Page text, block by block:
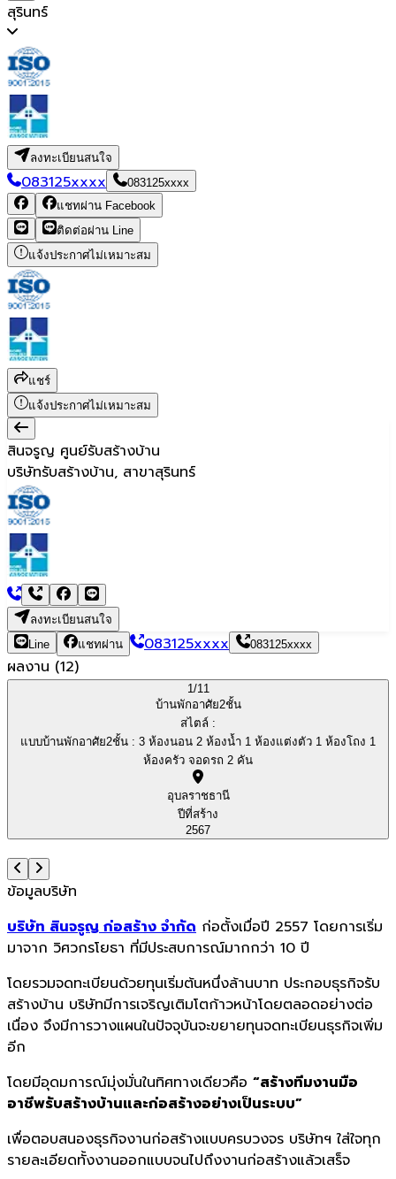
สุรินทร์
ลงทะเบียนสนใจ
083125xxxx
083125xxxx
แชทผ่าน Facebook
ติดต่อผ่าน Line
แจ้งประกาศไม่เหมาะสม
แชร์
แจ้งประกาศไม่เหมาะสม
สินจรูญ ศูนย์รับสร้างบ้าน
บริษัทรับสร้างบ้าน, สาขาสุรินทร์
ลงทะเบียนสนใจ
Line
แชทผ่าน 083125xxxx 083125xxxx
ผลงาน (12)
1/11
บ้านพักอาศัย2ชั้น
สไตล์ :
แบบบ้านพักอาศัย2ชั้น : 3 ห้องนอน 2 ห้องน้ำ 1 ห้องแต่งตัว 1 ห้องโถง 1
ห้องครัว จอดรถ 2 คัน
อุบลราชธานี
ปีที่สร้าง
2567
ข้อมูลบริษัท
บริษัท สินจรูญ ก่อสร้าง จำกัด ก่อตั้งเมื่อปี 2557 โดยการเริ่ม
มาจาก วิศวกรโยธา ที่มีประสบการณ์มากกว่า 10 ปี
โดยรวมจดทะเบียนด้วยทุนเริ่มต้นหนึ่งล้านบาท ประกอบธุรกิจรับ
สร้างบ้าน บริษัทมีการเจริญเติมโตก้าวหน้าโดยตลอดอย่างต่อ
เนื่อง จึงมีการวางแผนในปัจจุบันจะขยายทุนจดทะเบียนธุรกิจเพิ่ม
อีก
โดยมีอุดมการณ์มุ่งมั่นในทิศทางเดียวคือ “สร้างทีมงานมือ
อาชีพรับสร้างบ้านและก่อสร้างอย่างเป็นระบบ”
เพื่อตอบสนองธุรกิจงานก่อสร้างแบบครบวงจร บริษัทฯ ใส่ใจทุก
รายละเอียดทั้งงานออกแบบจนไปถึงงานก่อสร้างแล้วเสร็จ